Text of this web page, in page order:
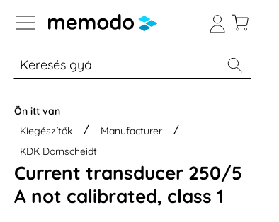
to B2B platform navigation
% Akció Otthoni energiatárolók
Ön itt van
Kiegészítők
Manufacturer
KDK Dornscheidt
Current transducer 250/5
A not calibrated, class 1